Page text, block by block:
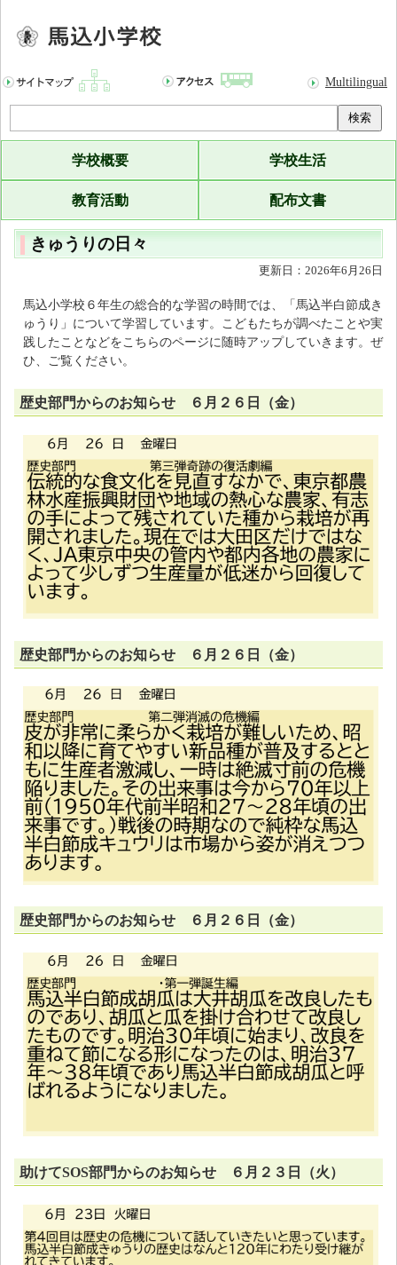
Multilingual
検索
学校概要 学校生活
教育活動 配布文書
きゅうりの日々
更新日：2026年6月26日
馬込小学校６年生の総合的な学習の時間では、「馬込半白節成き
ゅうり」について学習しています。こどもたちが調べたことや実
践したことなどをこちらのページに随時アップしていきます。ぜ
ひ、ご覧ください。
歴史部門からのお知らせ ６月２６日（金）
歴史部門からのお知らせ ６月２６日（金）
歴史部門からのお知らせ ６月２６日（金）
助けてSOS部門からのお知らせ ６月２３日（火）